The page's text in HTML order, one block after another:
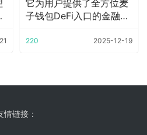
它为用户提供了全方位麦
子钱包DeFi入口的金融服
220 2025-12-19
情链接：